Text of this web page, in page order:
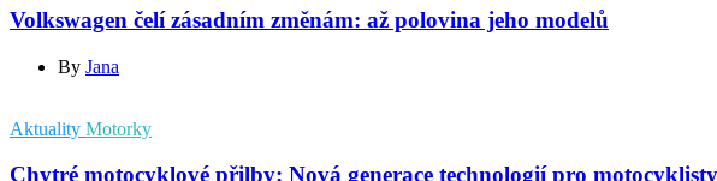
Volkswagen čelí zásadním změnám: až polovina jeho modelů
By Jana
Aktuality Motorky
Chytré motocyklové přilby: Nová generace technologií pro motocyklisty